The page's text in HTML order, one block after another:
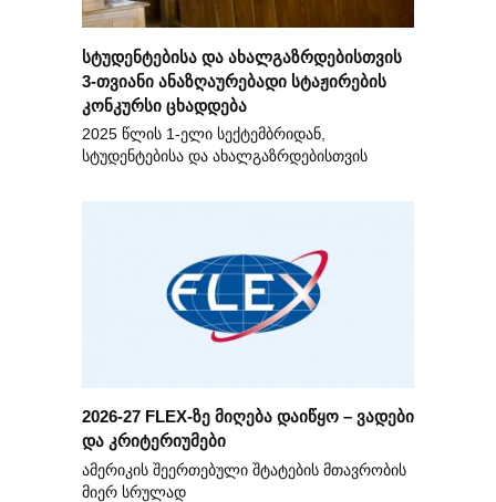
სტუდენტებისა და ახალგაზრდებისთვის
3-თვიანი ანაზღაურებადი სტაჟირების
კონკურსი ცხადდება
2025 წლის 1-ელი სექტემბრიდან,
სტუდენტებისა და ახალგაზრდებისთვის
2026-27 FLEX-ზე მიღება დაიწყო – ვადები
და კრიტერიუმები
ამერიკის შეერთებული შტატების მთავრობის
მიერ სრულად